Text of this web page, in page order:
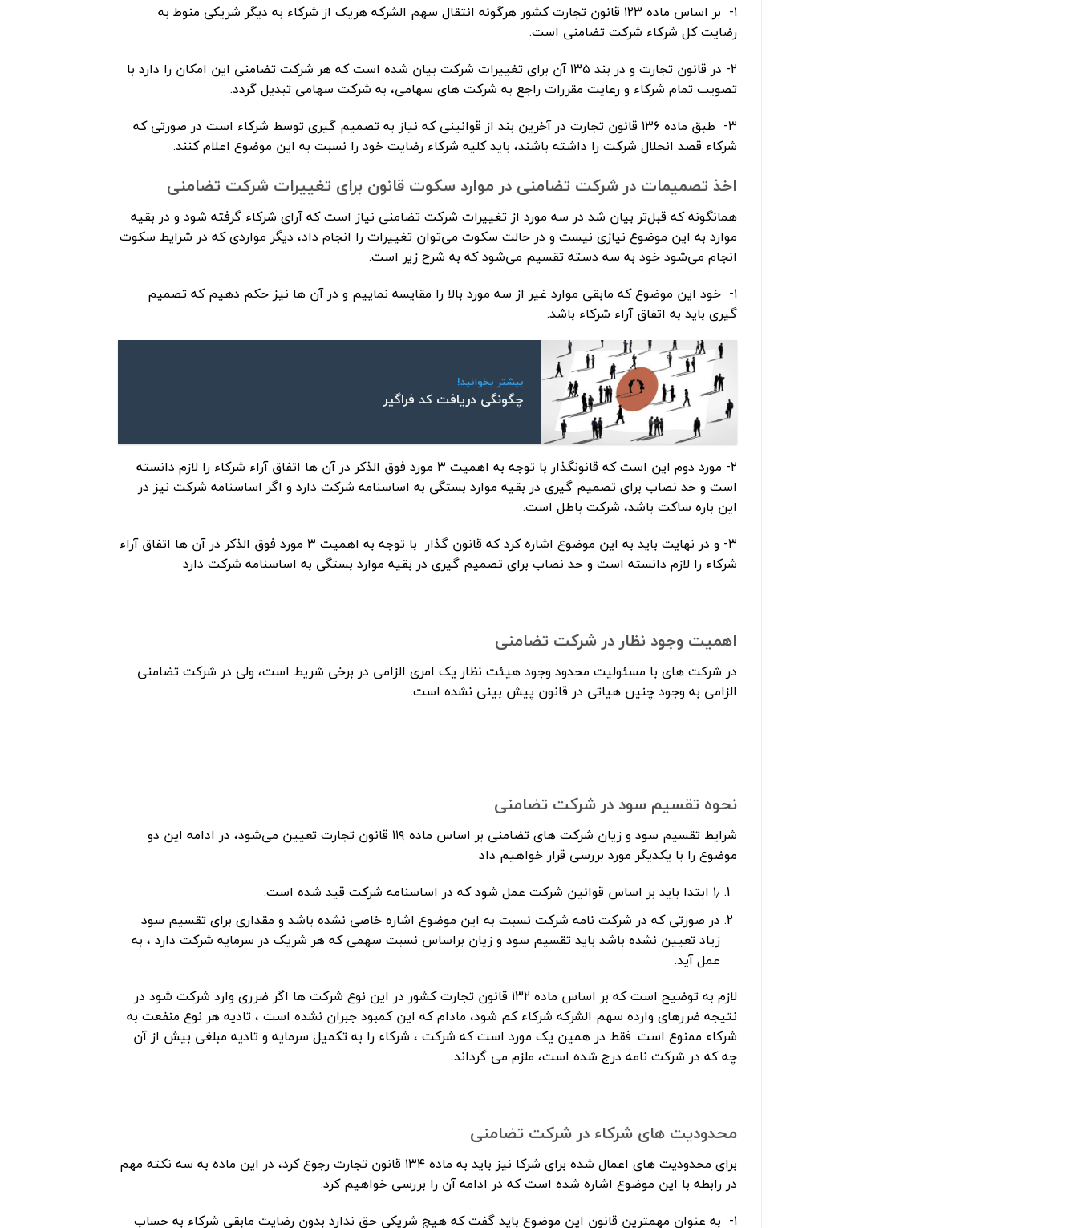
۱- بر اساس ماده ۱۲۳ قانون تجارت کشور هرگونه انتقال سهم الشرکه هریک از شرکاء به دیگر شریکی منوط به
رضایت کل شرکاء شرکت تضامنی است.
۲- در قانون تجارت و در بند ۱۳۵ آن برای تغییرات شرکت بیان شده است که هر شرکت تضامنی این امکان را دارد با
تصویب تمام شرکاء و رعایت مقررات راجع به شرکت های سهامی، به شرکت سهامی تبدیل گردد.
۳- طبق ماده ۱۳۶ قانون تجارت در آخرین بند از قوانینی که نیاز به تصمیم گیری توسط شرکاء است در صورتی که
شرکاء قصد انحلال شرکت را داشته باشند، باید کلیه شرکاء رضایت خود را نسبت به این موضوع اعلام کنند.
اخذ تصمیمات در شرکت تضامنی در موارد سکوت قانون برای تغییرات شرکت تضامنی
همانگونه که قبل‌تر بیان شد در سه مورد از تغییرات شرکت تضامنی نیاز است که آرای شرکاء گرفته شود و در بقیه
موارد به این موضوع نیازی نیست و در حالت سکوت می‌توان تغییرات را انجام داد، دیگر مواردی که در شرایط سکوت
انجام می‌شود خود به سه دسته تقسیم می‌شود که به شرح زیر است.
۱- خود این موضوع که مابقی موارد غیر از سه مورد بالا را مقایسه نماییم و در آن ها نیز حکم دهیم که تصمیم
گیری باید به اتفاق آراء شرکاء باشد.
بیشتر بخوانید!
چگونگی دریافت کد فراگیر
۲- مورد دوم این است که قانونگذار با توجه به اهمیت ۳ مورد فوق الذکر در آن ها اتفاق آراء شرکاء را لازم دانسته
است و حد نصاب برای تصمیم گیری در بقیه موارد بستگی به اساسنامه شرکت دارد و اگر اساسنامه شرکت نیز در
این باره ساکت باشد، شرکت باطل است.
۳- و در نهایت باید به این موضوع اشاره کرد که قانون گذار با توجه به اهمیت ۳ مورد فوق الذکر در آن ها اتفاق آراء
شرکاء را لازم دانسته است و حد نصاب برای تصمیم گیری در بقیه موارد بستگی به اساسنامه شرکت دارد
اهمیت وجود نظار در شرکت تضامنی
در شرکت های با مسئولیت محدود وجود هیئت نظار یک امری الزامی در برخی شریط است، ولی در شرکت تضامنی
الزامی به وجود چنین هیاتی در قانون پیش بینی نشده است.
نحوه تقسیم سود در شرکت تضامنی
شرایط تقسیم سود و زیان شرکت های تضامنی بر اساس ماده ۱۱۹ قانون تجارت تعیین می‌شود، در ادامه این دو
موضوع را با یکدیگر مورد بررسی قرار خواهیم داد
۱٫ ابتدا باید بر اساس قوانین شرکت عمل شود که در اساسنامه شرکت قید شده است.
در صورتی که در شرکت نامه شرکت نسبت به این موضوع اشاره خاصی نشده باشد و مقداری برای تقسیم سود
زیاد تعیین نشده باشد باید تقسیم سود و زیان براساس نسبت سهمی که هر شریک در سرمایه شرکت دارد ، به
عمل آید.
لازم به توضیح است که بر اساس ماده ۱۳۲ قانون تجارت کشور در این نوع شرکت ها اگر ضرری وارد شرکت شود در
نتیجه ضررهای وارده سهم الشرکه شرکاء کم شود، مادام که این کمبود جبران نشده است ، تادیه هر نوع منفعت به
شرکاء ممنوع است. فقط در همین یک مورد است که شرکت ، شرکاء را به تکمیل سرمایه و تادیه مبلغی بیش از آن
چه که در شرکت نامه درج شده است، ملزم می گرداند.
محدودیت های شرکاء در شرکت تضامنی
برای محدودیت های اعمال شده برای شرکا نیز باید به ماده ۱۳۴ قانون تجارت رجوع کرد، در این ماده به سه نکته مهم
در رابطه با این موضوع اشاره شده است که در ادامه آن را بررسی خواهیم کرد.
۱- به عنوان مهمترین قانون این موضوع باید گفت که هیچ شریکی حق ندارد بدون رضایت مابقی شرکاء به حساب